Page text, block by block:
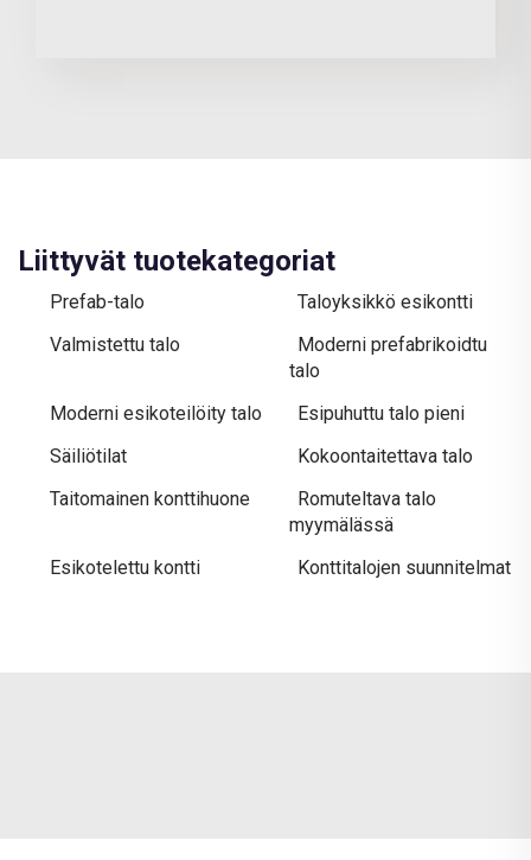
Liittyvät tuotekategoriat
Prefab-talo
Taloyksikkö esikontti
Valmistettu talo
Moderni prefabrikoidtu
talo
Moderni esikoteilöity talo
Esipuhuttu talo pieni
Säiliötilat
Kokoontaitettava talo
Taitomainen konttihuone
Romuteltava talo
myymälässä
Esikotelettu kontti
Konttitalojen suunnitelmat